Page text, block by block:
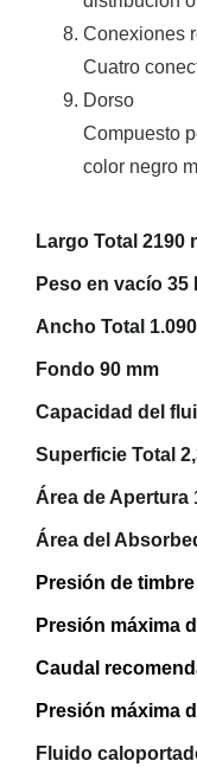
Conexiones
Cuatro
Dorso
Compuesto
color negro
Largo Total 2190
Peso en vacío 35
Ancho Total
Fondo 90 mm
Capacidad del
Superficie Total
Área de Apertura
Área del
Presión de
Presión máxima
Caudal
Presión máxima
Fluido